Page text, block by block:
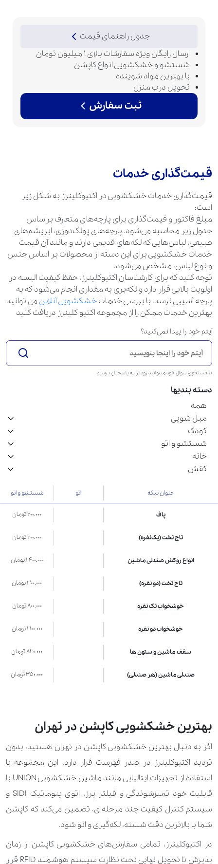
جدول راهنمای قیمت
ارسال رایگان ویژه سفارشات بالای 1 میلیون تومان
شستشو و خشکشویی انواع کاپشن
با بهترین مواد شوینده
تحویل درب منزل
ثبت سفارش
قیمت‌گذاری خدمات
قیمت‌گذاری خدمات خشکشویی در اکتیوکلینرز به شکل زیر
است:
مبلغ فاکتور و قیمت‌گذاری برای پارچه‌های متعارف براساس
جدول زیر محاسبه می‌شود. پارچه‌های پولک‌دوزی، ابریشم‌های
طبیعی، لباس‌هایی که لکه‌های قدیمی دارند و مانند آن قیمت
خدمات خشکشویی برای این دسته از محصولات بر اساس جنس
و نوع لباس، مشخص می‌شود.
توجه کنید که برای کارشناسان اکتیوکلینرز، حفظ کیفیت البسه در
اولویت بالایی قرار دارد و لکه‌بری به مقداری انجام می‌شود که به
پارچه آسیبی نرسد. با بررسی خدماتخشکشویی آنلاین می توانید
بهترین خدمات ممکن را از مجموعه اکتیو کلینرز دریافت کنید
آیتم خود را پیدا نمی‌کنید؟
با جستجوی سوال خود میتوانید زودتر به پاسختان برسید
دسته بندیها
همه
مبل شویی
کودک
شستشو و اتو
خانه
کفش
عنوان تیکه اتو شستشو و اتو
پاف 200.000 تومان
تاج تخت (یک‌نفره) 200.000 تومان
انواع روکش صندلی ماشین 1.400.000 تومان
تاج تخت (دو نفره) 300.000 تومان
خوشخواب تک نفره 800.000 تومان
خوشخواب دو نفره 1.100.000 تومان
سقف ماشین و ستون ها 840.000 تومان
صندلی ماشین (هر صندلی) 350.000 تومان
فرش ماشینی و قالیچه
کوسن (تشکچه) 210.000 تومان
مبل (نفر صندلی) 400.000 تومان
موکت (متر مربع) 130.000 تومان
موکت ماشین (هرکف) 210.000 تومان
نیمکت میز ناهارخوری (۵۰ سانتی‌متر) 200.000 تومان
بهترین خشکشویی کاپشن در تهران
اگر به دنبال بهترین خشکشویی کاپشن در تهران هستید، بدون
تردید اکتیوکلینرز در صدر فهرست قرار دارد. این مجموعه با
استفاده از تجهیزات ایتالیایی مانند ماشین خشکشویی UNION با
قابلیت خود تمیزشوندگی و فیلتر پرز، اتوی پنوماتیک SIDI و
سیستم کنترل کیفیت چند مرحله‌ای، تضمین می‌کند که کاپشن
شما با بالاترین دقت شسته، لکه‌گیری و اتو شود.
در اکتیوکلینرز، تمامی سفارش‌های خشکشویی کاپشن از زمان
پذیرش تا تحویل نهایی تحت نظارت سیستم هوشمند RFID قرار